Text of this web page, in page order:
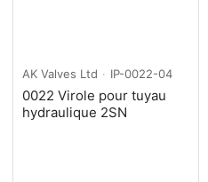
AK Valves Ltd IP-0022-04
0022 Virole pour tuyau
hydraulique 2SN